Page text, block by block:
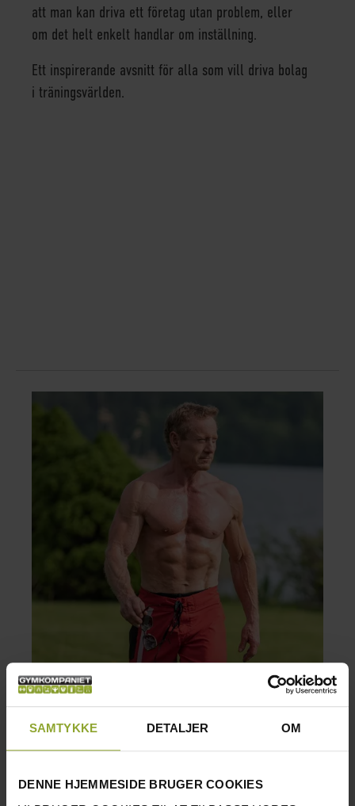
SAMTYKKE DETALJER OM
DENNE HJEMMESIDE BRUGER COOKIES
att man kan driva ett företag utan problem, eller
om det helt enkelt handlar om inställning.
Ett inspirerande avsnitt för alla som vill driva bolag
i träningsvärlden.